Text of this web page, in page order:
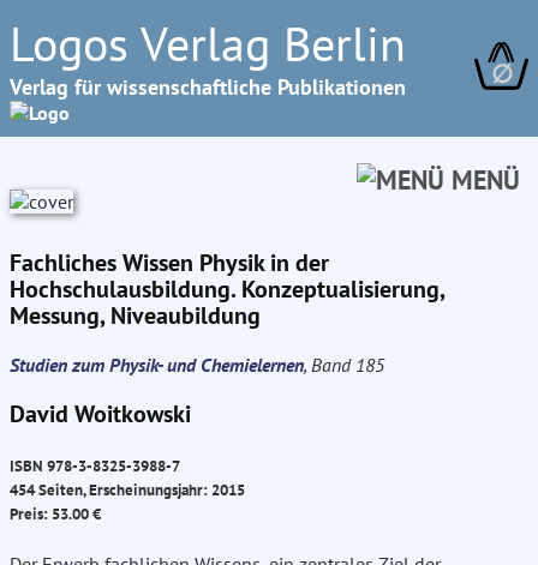
Logos Verlag Berlin
Verlag für wissenschaftliche Publikationen ∅
MENÜ
Fachliches Wissen Physik in der
Hochschulausbildung. Konzeptualisierung,
Messung, Niveaubildung
Studien zum Physik- und Chemielernen, Band 185
David Woitkowski
ISBN 978-3-8325-3988-7
454 Seiten, Erscheinungsjahr: 2015
Preis: 53.00 €